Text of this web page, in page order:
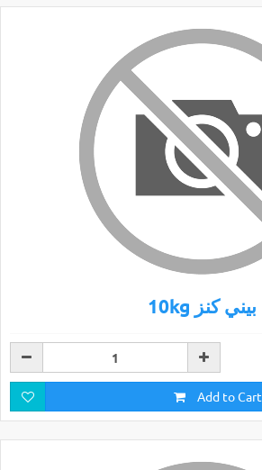
10kg بيني كنز
Add to Cart